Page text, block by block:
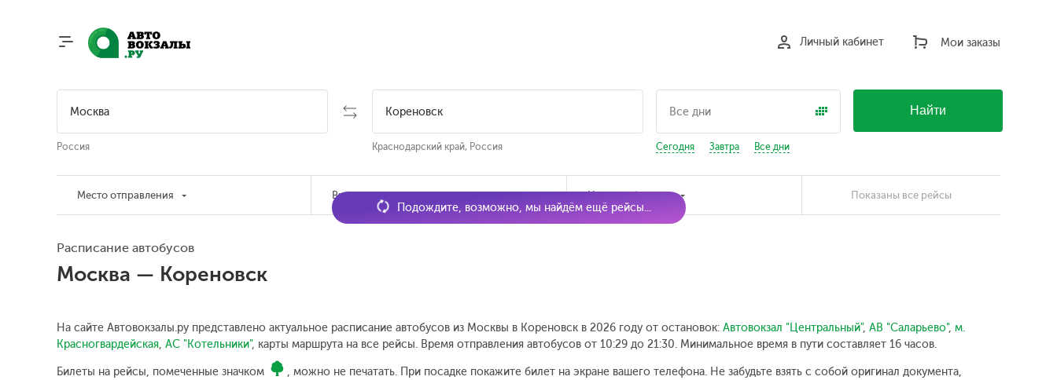
Мои заказы
Личный кабинет
Россия Краснодарский край, Россия Сегодня Завтра Все дни
Найти
Место отправления Время отправления Наличие билетов Показаны все рейсы
Расписание автобусов
Москва — Кореновск
На сайте Автовокзалы.ру представлено актуальное расписание автобусов из Москвы в Кореновск в 2026 году от остановок: Автовокзал "Центральный", АВ "Саларьево", м.
Красногвардейская, АС "Котельники", карты маршрута на все рейсы. Время отправления автобусов от 10:29 до 21:30. Минимальное время в пути составляет 16 часов.
Билеты на рейсы, помеченные значком
, можно не печатать. При посадке покажите билет на экране вашего телефона. Не забудьте взять с собой оригинал документа,
Подождите, возможно, мы найдём ещё рейсы...